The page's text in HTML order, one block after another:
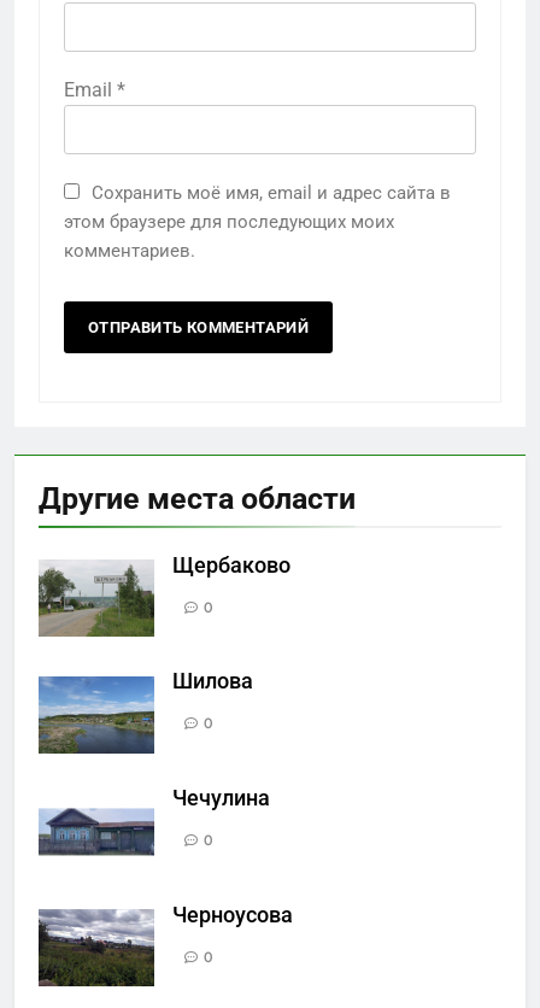
Email *
Сохранить моё имя, email и адрес сайта в
этом браузере для последующих моих
комментариев.
Другие места области
Щербаково
0
Шилова
0
Чечулина
0
Черноусова
0